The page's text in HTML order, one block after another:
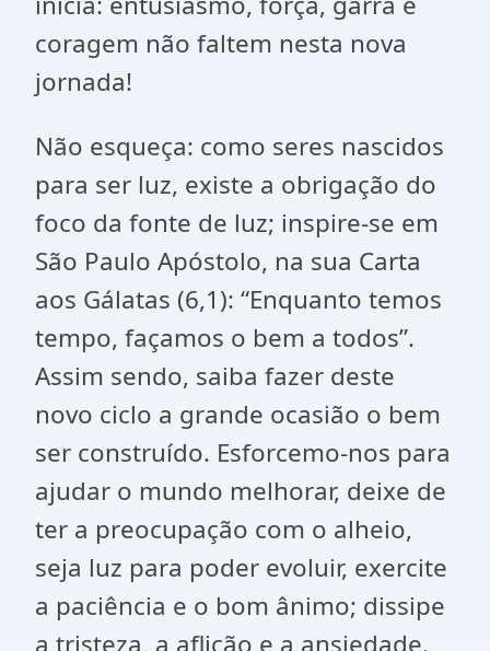
coragem não faltem nesta nova
jornada!
Não esqueça: como seres nascidos
para ser luz, existe a obrigação do
foco da fonte de luz; inspire-se em
São Paulo Apóstolo, na sua Carta
aos Gálatas (6,1): “Enquanto temos
tempo, façamos o bem a todos”.
Assim sendo, saiba fazer deste
novo ciclo a grande ocasião o bem
ser construído. Esforcemo-nos para
ajudar o mundo melhorar, deixe de
ter a preocupação com o alheio,
seja luz para poder evoluir, exercite
a paciência e o bom ânimo; dissipe
a tristeza, a aflição e a ansiedade.